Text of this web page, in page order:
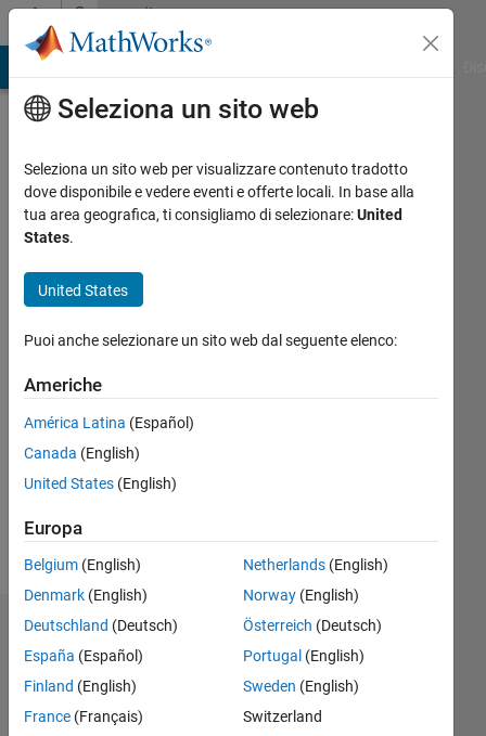
Vai al contenutoCommunity
Profile
Jong
Hoon
Jeon
Attivo
Following:
Follow
Dashboard
Statistica
M…
Seleziona un sito web
Seleziona un sito web per visualizzare contenuto tradotto
dove disponibile e vedere eventi e offerte locali. In base alla
tua area geografica, ti consigliamo di selezionare:United
States.
United States
Puoi anche selezionare un sito web dal seguente elenco:
Americhe
América Latina (Español)
Canada (English)
United States (English)
Europa
Belgium (English)
Denmark (English)
Deutschland (Deutsch)
España (Español)
Finland (English)
France (Français)
Netherlands(English)
Norway(English)
Österreich (Deutsch)
Portugal (English)
Sweden (English)
Switzerland